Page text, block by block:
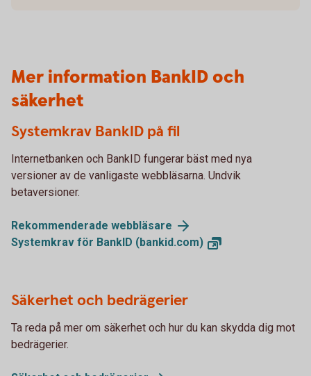
Mer information BankID och
säkerhet
Systemkrav BankID på fil
Internetbanken och BankID fungerar bäst med nya
versioner av de vanligaste webbläsarna. Undvik
betaversioner.
Rekommenderade webbläsare
Systemkrav för BankID (bankid.com)
Säkerhet och bedrägerier
Ta reda på mer om säkerhet och hur du kan skydda dig mot
bedrägerier.